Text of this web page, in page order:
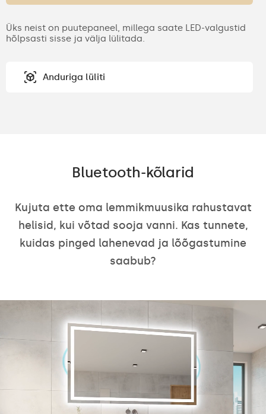
Üks neist on puutepaneel, millega saate LED-valgustid
hõlpsasti sisse ja välja lülitada.
Anduriga lüliti
Bluetooth-kõlarid
Kujuta ette oma lemmikmuusika rahustavat
helisid, kui võtad sooja vanni. Kas tunnete,
kuidas pinged lahenevad ja lõõgastumine
saabub?